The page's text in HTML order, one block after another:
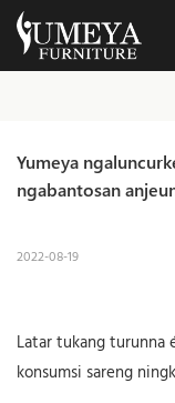
Yumeya
ngabantosan
2022-08-19
Latar tukang turunna
konsumsi sareng